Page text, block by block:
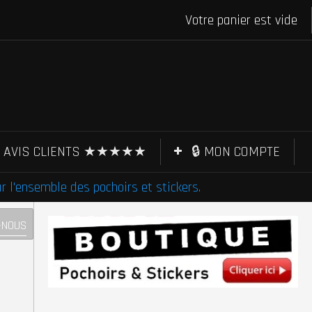
Votre panier est vide
AVIS CLIENTS ★★★★★
🔒 MON COMPTE
l'ensemble des pochoirs et stickers.